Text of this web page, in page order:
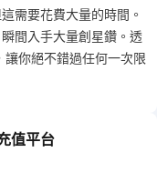
需要花費大量的時間。
間入手大量創星鑽。透
讓你絕不錯過任何一次限
值平台